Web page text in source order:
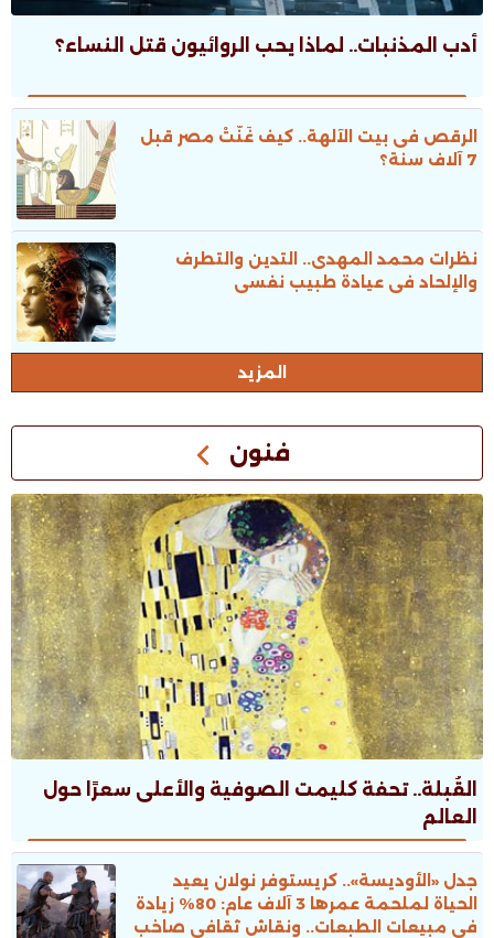
أدب المذنبات.. لماذا يحب الروائيون قتل النساء؟
الرقص فى بيت الآلهة.. كيف غَنَّتْ مصر قبل
7 آلاف سنة؟
نظرات محمد المهدى.. التدين والتطرف
والإلحاد فى عيادة طبيب نفسى
المزيد
فنون
القُبلة.. تحفة كليمت الصوفية والأعلى سعرًا حول
العالم
جدل «الأوديسة».. كريستوفر نولان يعيد
الحياة لملحمة عمرها 3 آلاف عام: 80% زيادة
فى مبيعات الطبعات.. ونقاش ثقافى صاخب